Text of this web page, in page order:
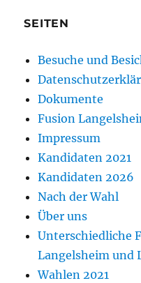
SEITEN
Besuche und
Dokumente
Fusion
Impressum
Kandidaten 2021
Kandidaten 2026
Nach der Wahl
Über uns
Unterschiedliche
Langelsheim und
Wahlen 2021